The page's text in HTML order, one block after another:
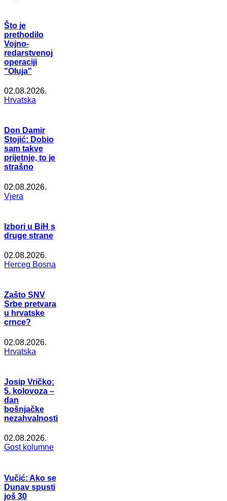
Što je
prethodilo
Vojno-
redarstvenoj
operaciji
"Oluja"
02.08.2026.
Hrvatska
Don Damir
Stojić: Dobio
sam takve
prijetnje, to je
strašno
02.08.2026.
Vjera
Izbori u BiH s
druge strane
02.08.2026.
Herceg Bosna
Zašto SNV
Srbe pretvara
u hrvatske
crnce?
02.08.2026.
Hrvatska
Josip Vričko:
5. kolovoza –
dan
bošnjačke
nezahvalnosti
02.08.2026.
Gost kolumne
Vučić: Ako se
Dunav spusti
još 30